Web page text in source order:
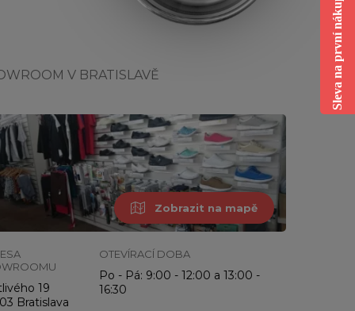
V BRATISLAVĚ
Zobrazit na mapě
19
Bratislava
OTEVÍRACÍ DOBA
Po - Pá: 9:00 - 12:00 a 13:00 -
16:30
Sleva na první nákup